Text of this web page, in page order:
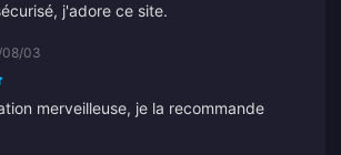
j'adore ce site.
08/03
merveilleuse, je la recommande